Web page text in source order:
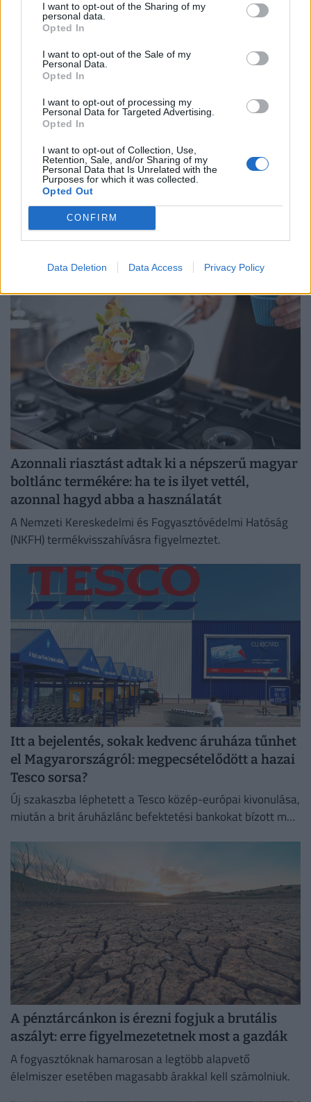
I want to opt-out of the Sharing of my
personal data.
Opted In
I want to opt-out of the Sale of my
Personal Data.
Opted In
I want to opt-out of processing my
Personal Data for Targeted Advertising.
Opted In
I want to opt-out of Collection, Use,
Retention, Sale, and/or Sharing of my
Personal Data that Is Unrelated with the
Purposes for which it was collected.
Opted Out
CONFIRM
Data Deletion Data Access Privacy Policy
Mennyi egy ékszerteknős ára 2026-ban,
mennyibe kerül a tartása? Minden válasz egy
Az ékszerteknős sokszor olcsón beszerezhető, de a
tartása az első évben akár több százezer forintos kiadás
is lehet. Mutatjuk, miből áll össze a teknőstartás
költsége!
Azonnali riasztást adtak ki a népszerű magyar
boltlánc termékére: ha te is ilyet vettél,
azonnal hagyd abba a használatát
A Nemzeti Kereskedelmi és Fogyasztóvédelmi Hatóság
(NKFH) termékvisszahívásra figyelmeztet.
Itt a bejelentés, sokak kedvenc áruháza tűnhet
el Magyarországról: megpecsételődött a hazai
Tesco sorsa?
Új szakaszba léphetett a Tesco közép-európai kivonulása,
miután a brit áruházlánc befektetési bankokat bízott meg
A pénztárcánkon is érezni fogjuk a brutális
aszályt: erre figyelmezetetnek most a gazdák
A fogyasztóknak hamarosan a legtöbb alapvető
élelmiszer esetében magasabb árakkal kell számolniuk.